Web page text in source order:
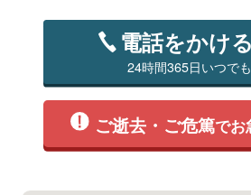
電話をかける
24時間365日いつで
ご逝去・ご危篤でお